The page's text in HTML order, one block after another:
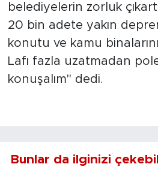
belediyelerin zorluk
20 bin adete yakın
konutu ve kamu
Lafı fazla uzatmadan
konuşalım" dedi.
Bunlar da ilginizi